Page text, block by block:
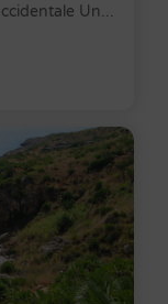
Un...